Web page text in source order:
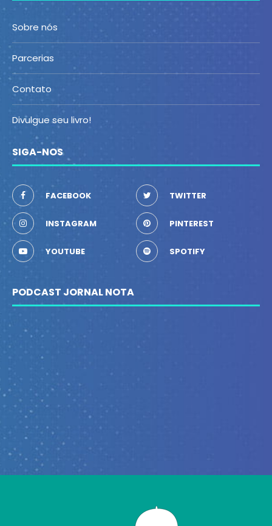
Sobre nós
Parcerias
Contato
Divulgue seu livro!
SIGA-NOS
FACEBOOK TWITTER
INSTAGRAM PINTEREST
YOUTUBE SPOTIFY
PODCAST JORNAL NOTA